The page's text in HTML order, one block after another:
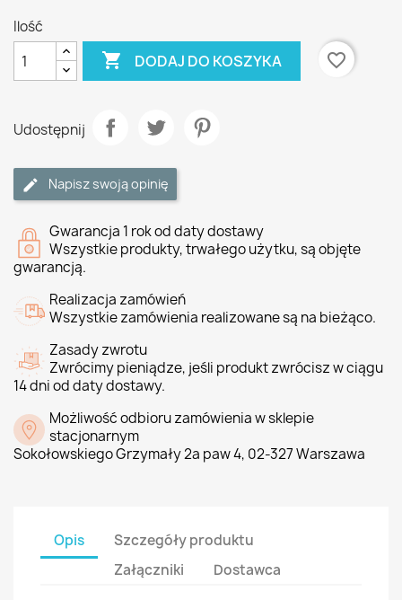
Ilość
 DODAJ DO KOSZYKA favorite_border
Udostępnij
Napisz swoją opinię
Gwarancja 1 rok od daty dostawy
Wszystkie produkty, trwałego użytku, są objęte
gwarancją.
Realizacja zamówień
Wszystkie zamówienia realizowane są na bieżąco.
Zasady zwrotu
Zwrócimy pieniądze, jeśli produkt zwrócisz w ciągu
14 dni od daty dostawy.
Możliwość odbioru zamówienia w sklepie
stacjonarnym
Sokołowskiego Grzymały 2a paw 4, 02-327 Warszawa
Opis
Szczegóły produktu
Załączniki
Dostawca